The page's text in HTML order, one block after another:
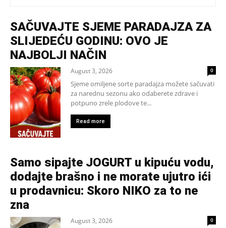
SAČUVAJTE SJEME PARADAJZA ZA
SLIJEDEĆU GODINU: OVO JE
NAJBOLJI NAČIN
August 3, 2026 0
Sjeme omiljene sorte paradajza možete sačuvati
za narednu sezonu ako odaberete zdrave i
potpuno zrele plodove te...
Read more
Samo sipajte JOGURT u kipuću vodu,
dodajte brašno i ne morate ujutro ići
u prodavnicu: Skoro NIKO za to ne
zna
August 3, 2026 0